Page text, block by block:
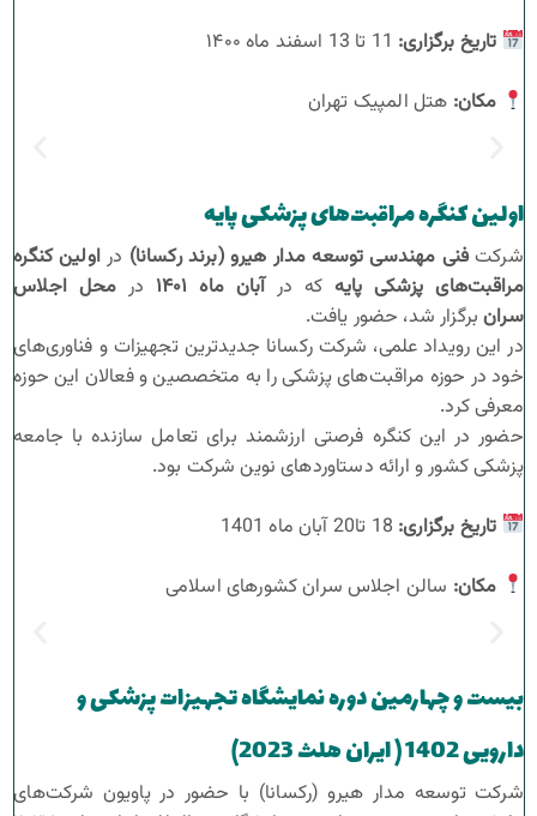
تاریخ برگزاری:
مکان: هتل المپیک تهران
اولین کنگره مراقبت‌های پزشکی پایه
شرکتفنی مهندسی توسعه مدار هیرو (برند رکسانا) دراولین کنگره
مراقبت‌های پزشکی پایهکه درآبان ماه ۱۴۰۱ در محل اجلاس
سرانبرگزار شد، حضور یافت.
در این رویداد علمی، شرکت رکسانا جدیدترین تجهیزات و فناوری‌های
خود در حوزه مراقبت‌های پزشکی را به متخصصین و فعالان این حوزه
معرفی کرد.
حضور در این کنگره فرصتی ارزشمند برای تعامل سازنده با جامعه
پزشکی کشور و ارائه دستاوردهای نوین شرکت بود.
تاریخ برگزاری:
مکان: سالن اجلاس سران کشورهای اسلامی
بیست و چهارمین دوره نمایشگاه تجهیزات پزشکی و
دارویی 1402 ( ایران هلث 2023)
شرکت توسعه مدار هیرو (رکسانا) با حضور در پاویون شرکت‌های